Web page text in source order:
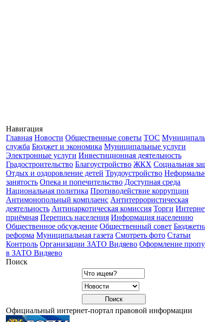
Навигация
Главная Новости Общественные советы ТОС
служба Бюджет и экономика Муниципальные услуги
Электронные услуги Инвестиционная деятельность
Градостроительство Благоустройство ЖКХ Социальная
Отдых и оздоровление детей Трудоустройство
занятость Опека и попечительство Доступная среда
Национальная политика Противодействие коррупции
Антимонопольный комплаенс Антитеррористическая
деятельность Антинаркотическая комиссия Торги
приёмная Перепись населения Информация населению
Общественное обсуждение Общественный совет
реформа Муниципальная газета Смотреть фото Статьи
Контроль Организации ЗАТО Видяево Оформление
в ЗАТО Видяево
Поиск
Официальный интернет-портал правовой информации